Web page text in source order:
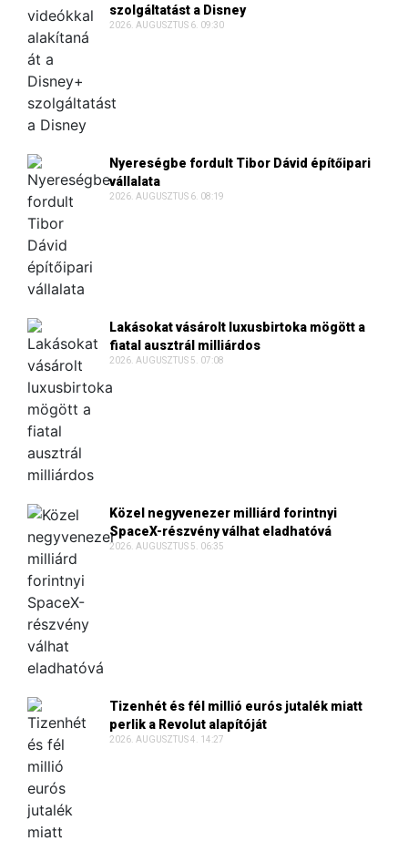
szolgáltatást a Disney
2026. AUGUSZTUS 6. 09:30
Nyereségbe fordult Tibor Dávid építőipari
vállalata
2026. AUGUSZTUS 6. 08:19
Lakásokat vásárolt luxusbirtoka mögött a
fiatal ausztrál milliárdos
2026. AUGUSZTUS 5. 07:08
Közel negyvenezer milliárd forintnyi
SpaceX-részvény válhat eladhatóvá
2026. AUGUSZTUS 5. 06:35
Tizenhét és fél millió eurós jutalék miatt
perlik a Revolut alapítóját
2026. AUGUSZTUS 4. 14:27